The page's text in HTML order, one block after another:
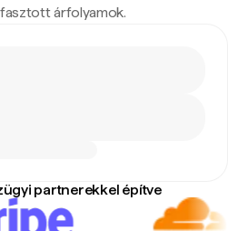
árfolyamok.
partnerekkel építve